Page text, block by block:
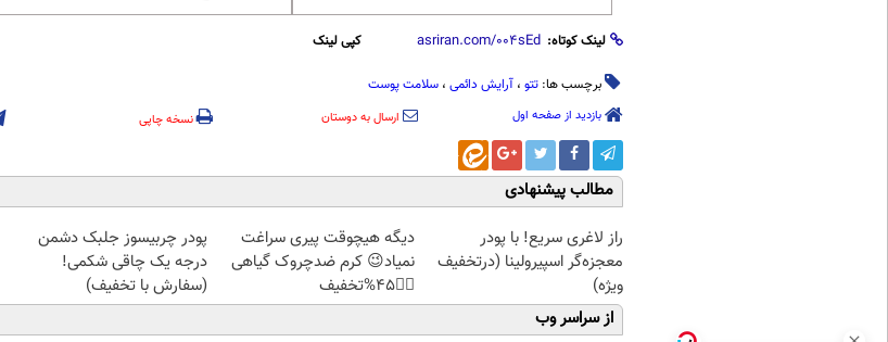
لینک کوتاه: کپی لینک
برچسب ها: تتو ، آرایش دائمی ، سلامت پوست
بازدید از صفحه اول ارسال به دوستان نسخه چاپی
مطالب پیشنهادی
راز لاغری سریع! با پودر
معجزه‌گر اسپیرولینا (درتخفیف
ویژه)
دیگه هیچوقت پیری سراغت
نمیاد😉 کرم ضدچروک گیاهی
👈🏻45%تخفیف
پودر چربیسوز جلبک دشمن
درجه یک چاقی شکمی!
(سفارش با تخفیف)
از سراسر وب